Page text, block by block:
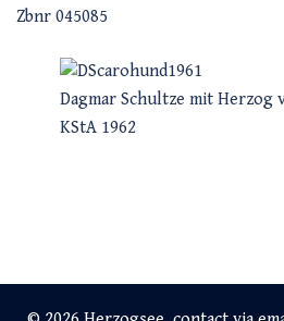
Zbnr 045085
Dagmar Schultze mit Herzog
KStA 1962